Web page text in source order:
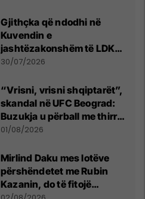
Gjithçka që ndodhi në
Kuvendin e
jashtëzakonshëm të LDK-
së
30/07/2026
“Vrisni, vrisni shqiptarët”,
skandal në UFC Beograd:
Buzukja u përball me thirrje
anti-shqiptare nga
01/08/2026
Mirlind Daku mes lotëve
përshëndetet me Rubin
Kazanin, do të fitojë